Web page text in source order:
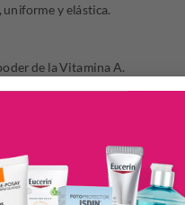
uniforme y elástica.
de la Vitamina A.
1 minuto con un suave efecto
contiene partículas
Minerales y Activos Emolientes
ángulo, incluso en las áreas